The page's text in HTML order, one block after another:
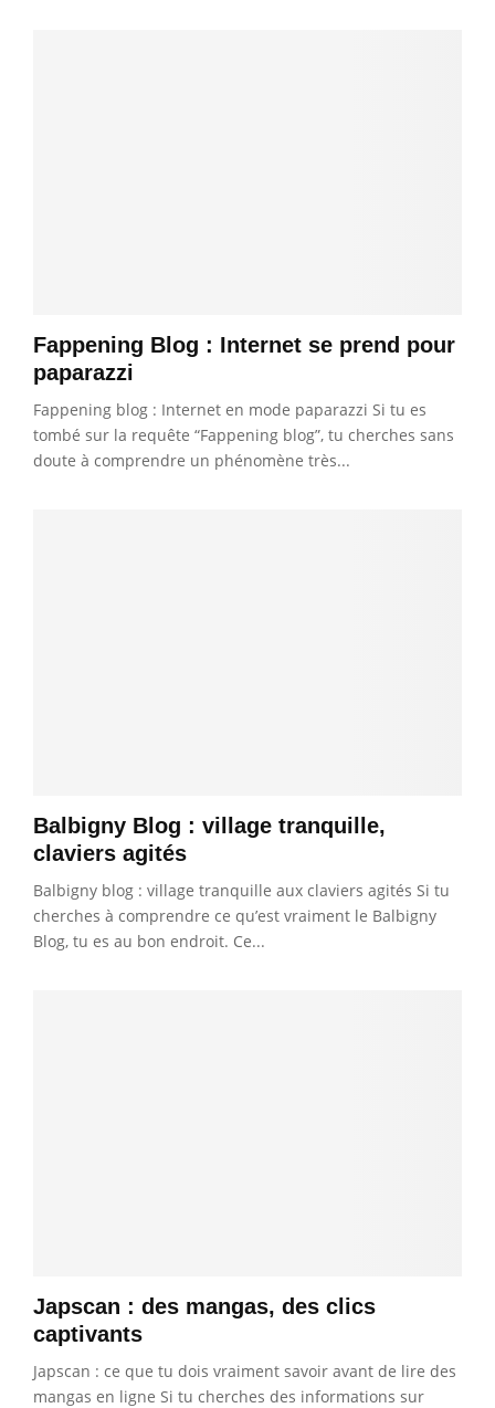
Fappening Blog : Internet se prend pour
paparazzi
Fappening blog : Internet en mode paparazzi Si tu es
tombé sur la requête “Fappening blog”, tu cherches sans
doute à comprendre un phénomène très...
Balbigny Blog : village tranquille,
claviers agités
Balbigny blog : village tranquille aux claviers agités Si tu
cherches à comprendre ce qu’est vraiment le Balbigny
Blog, tu es au bon endroit. Ce...
Japscan : des mangas, des clics
captivants
Japscan : ce que tu dois vraiment savoir avant de lire des
mangas en ligne Si tu cherches des informations sur